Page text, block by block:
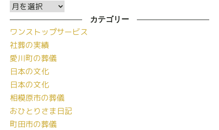
ア
ー
カ
イ
ブ
カテゴリー
ワンストップサービス
社葬の実績
愛川町の葬儀
日本の文化
日本の文化
相模原市の葬儀
おひとりさま日記
町田市の葬儀